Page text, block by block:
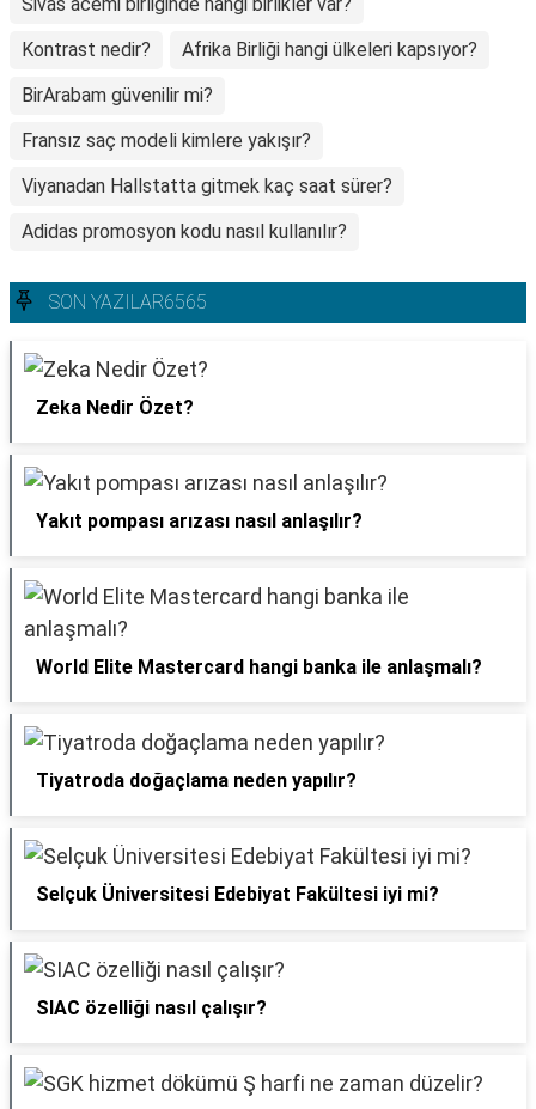
Kontrast nedir?
Afrika Birliği hangi ülkeleri kapsıyor?
BirArabam güvenilir mi?
Fransız saç modeli kimlere yakışır?
Viyanadan Hallstatta gitmek kaç saat sürer?
Adidas promosyon kodu nasıl kullanılır?
SON YAZILAR6565
Zeka Nedir Özet?
Yakıt pompası arızası nasıl anlaşılır?
World Elite Mastercard hangi banka ile anlaşmalı?
Tiyatroda doğaçlama neden yapılır?
Selçuk Üniversitesi Edebiyat Fakültesi iyi mi?
SIAC özelliği nasıl çalışır?